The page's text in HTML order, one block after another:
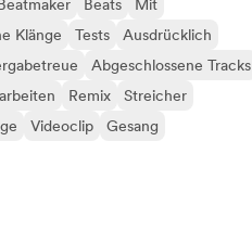
Beats
Mit
Klänge Tests
Ausdrücklich
Abgeschlossene Tracks
Remix
Streicher
Videoclip Gesang